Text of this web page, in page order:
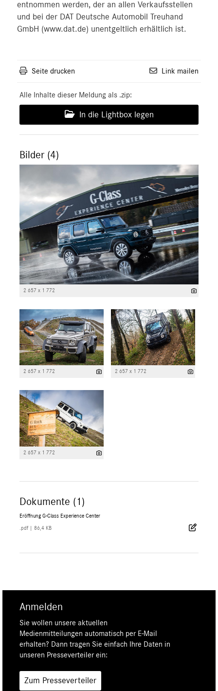
entnommen werden, der an allen Verkaufsstellen
und bei der DAT Deutsche Automobil Treuhand
GmbH (www.dat.de) unentgeltlich erhältlich ist.
Seite drucken Link mailen
Alle Inhalte dieser Meldung als .zip:
In die Lightbox legen
Bilder (4)
2 657 x 1 772
2 657 x 1 772 2 657 x 1 772
2 657 x 1 772
Dokumente (1)
Eröffnung G-Class Experience Center
.pdf 86,4 KB
Anmelden
Sie wollen unsere aktuellen
Medienmitteilungen automatisch per E-Mail
erhalten? Dann tragen Sie einfach Ihre Daten in
unseren Presseverteiler ein:
Zum Presseverteiler